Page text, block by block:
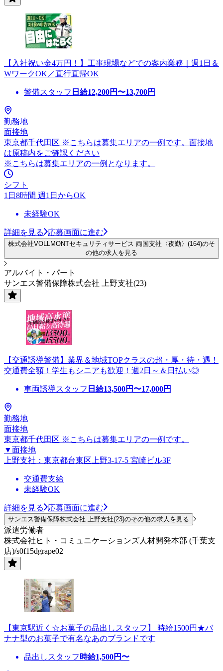
【入社祝い金4万円！】工事現場などでの案内業務｜週1日＆
WワークOK／直行直帰OK
警備スタッフ 日給12,200円〜13,700円
勤務地
面接地
東京都千代田区 ※こちらは募集エリアの一例です。面接地
は原稿内をご確認ください
※こちらは募集エリアの一例となります。
シフト
1日8時間 週1日からOK
未経験OK
詳細を見る 応募画面に進む
株式会社VOLLMONTセキュリティサービス 両国支社〈夜勤〉(164)のそ
の他の求人を見る
アルバイト・パート
サンエス警備保障株式会社 上野支社(23)
【交通誘導警備】業界＆地域TOPクラスの超・厚・待・遇！
交通費全額！学生もシニアも歓迎！週2日～＆日払い◎
車両誘導スタッフ 日給13,500円〜17,000円
勤務地
面接地
東京都千代田区 ※こちらは募集エリアの一例です。
▼面接地
上野支社：東京都台東区上野3-17-5 宮崎ビル3F
交通費支給
未経験OK
詳細を見る 応募画面に進む
サンエス警備保障株式会社 上野支社(23)のその他の求人を見る
派遣労働者
株式会社ヒト・コミュニケーションズ人材開発本部 (千葉支
店)/s0f15dgrape02
【東京駅近く☆お菓子の品出しスタッフ】 時給1500円★バ
ナナ型のお菓子で有名なあのブランドです
品出しスタッフ 時給1,500円〜